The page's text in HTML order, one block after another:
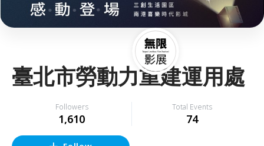
臺北市勞動力重建運用處
Followers
1,610
Total Events
74